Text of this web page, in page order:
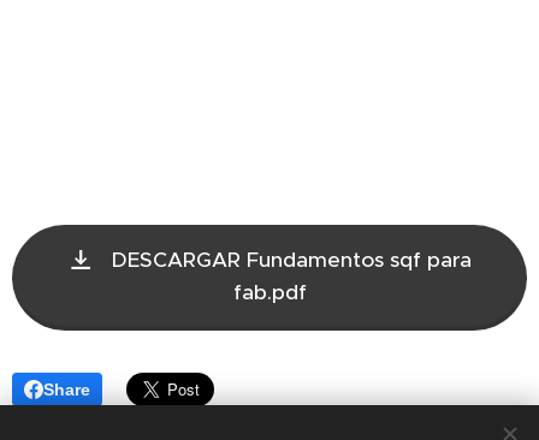
DESCARGAR Fundamentos sqf para
fab.pdf
Share